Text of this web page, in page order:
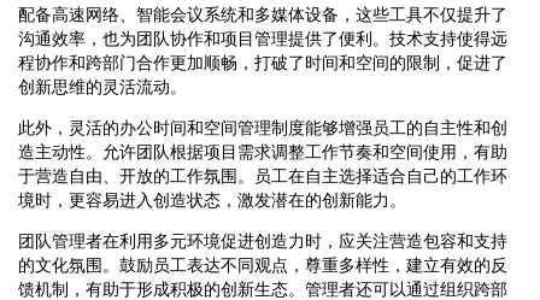
配备高速网络、智能会议系统和多媒体设备，这些工具不仅提升了
沟通效率，也为团队协作和项目管理提供了便利。技术支持使得远
程协作和跨部门合作更加顺畅，打破了时间和空间的限制，促进了
创新思维的灵活流动。
此外，灵活的办公时间和空间管理制度能够增强员工的自主性和创
造主动性。允许团队根据项目需求调整工作节奏和空间使用，有助
于营造自由、开放的工作氛围。员工在自主选择适合自己的工作环
境时，更容易进入创造状态，激发潜在的创新能力。
团队管理者在利用多元环境促进创造力时，应关注营造包容和支持
的文化氛围。鼓励员工表达不同观点，尊重多样性，建立有效的反
馈机制，有助于形成积极的创新生态。管理者还可以通过组织跨部